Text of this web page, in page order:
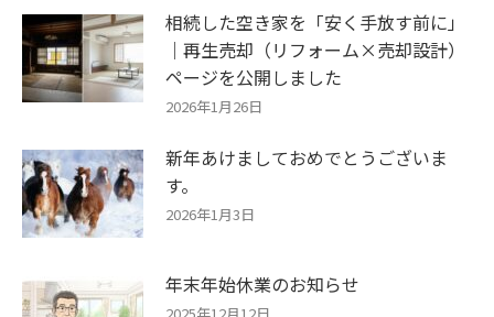
相続した空き家を「安く手放す前に」
｜再生売却（リフォーム×売却設計）
ページを公開しました
2026年1月26日
新年あけましておめでとうございま
す。
2026年1月3日
年末年始休業のお知らせ